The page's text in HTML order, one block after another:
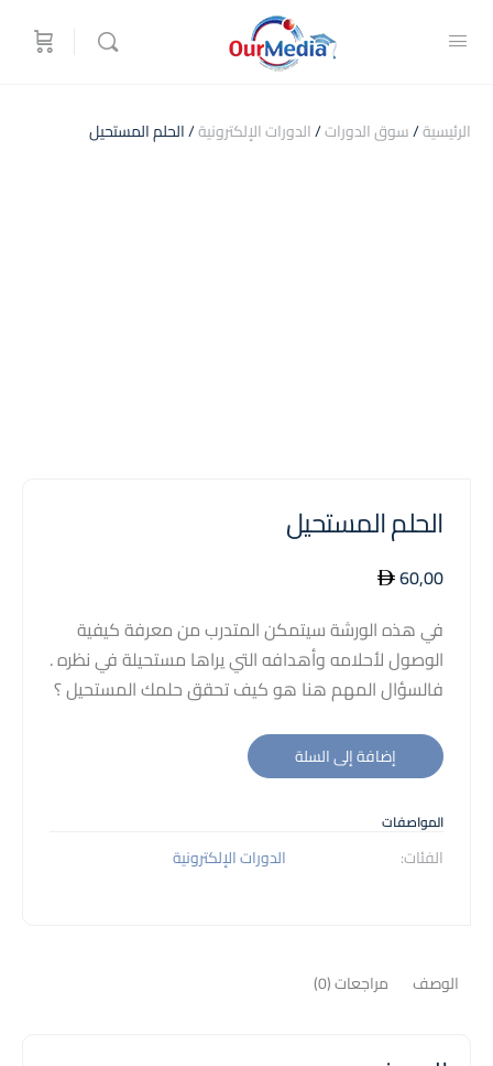
الرئيسية/سوق الدورات/الدورات الإلكترونية/ الحلم المستحيل
الحلم المستحيل
60,00
في هذه الورشة سيتمكن المتدرب من معرفة كيفية
الوصول لأحلامه وأهدافه التي يراها مستحيلة في نظره .
فالسؤال المهم هنا هو كيف تحقق حلمك المستحيل ؟
إضافة إلى السلة
المواصفات
الفئات: الدورات الإلكترونية
الوصف مراجعات (0)